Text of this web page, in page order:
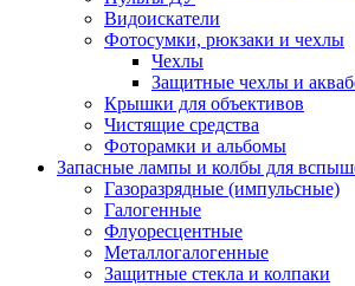
Видоискатели
Фотосумки, рюкзаки и чехлы
Чехлы
Защитные чехлы и
Крышки для объективов
Чистящие средства
Фоторамки и альбомы
Запасные лампы и колбы для
Газоразрядные (импульсные)
Галогенные
Флуоресцентные
Металлогалогенные
Защитные стекла и колпаки